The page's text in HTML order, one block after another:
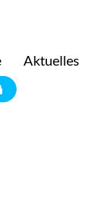
Aktuelles